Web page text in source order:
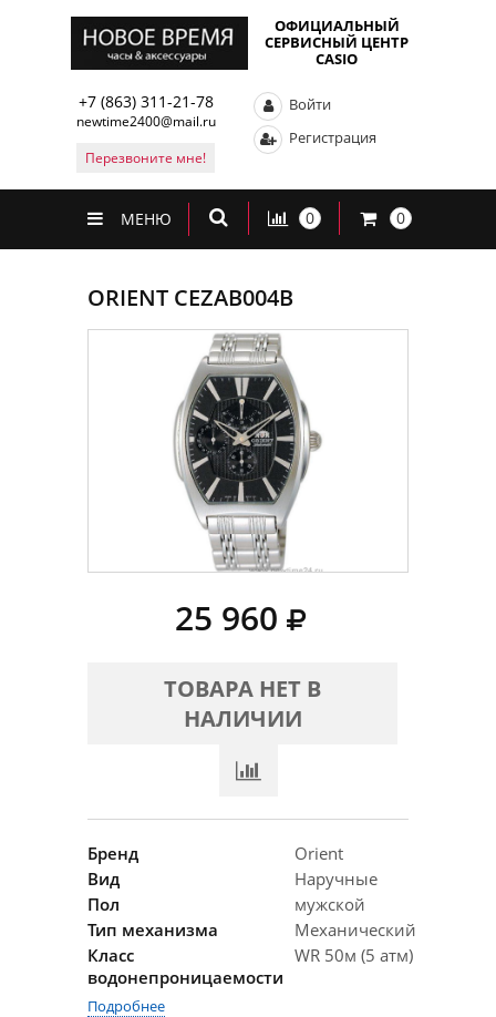
ОФИЦИАЛЬНЫЙ
СЕРВИСНЫЙ ЦЕНТР
CASIO
+7 (863) 311-21-78
newtime2400@mail.ru
Перезвоните мне!
Войти
Регистрация
МЕНЮ 0 0
ORIENT CEZAB004B
25 960
ТОВАРА НЕТ В
НАЛИЧИИ
Бренд
Orient
Вид
Наручные
Пол
мужской
Тип механизма
Механический
Класс
водонепроницаемости
WR 50м (5 атм)
Подробнее